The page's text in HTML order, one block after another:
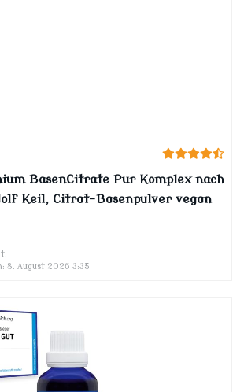
BasenCitrate Pur Komplex nach
Keil, Citrat-Basenpulver vegan
mit 100% organischen Basen,
8. August 2026 3:35